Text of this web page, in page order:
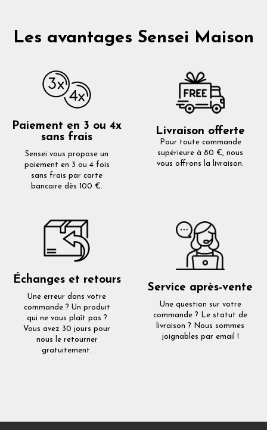
Les avantages Sensei Maison
Paiement en 3 ou 4x
sans frais
Sensei vous propose un
paiement en 3 ou 4 fois
sans frais par carte
bancaire dès 100 €.
Livraison offerte
Pour toute commande
supérieure à 80 €, nous
vous offrons la livraison.
Échanges et retours
Une erreur dans votre
commande ? Un produit
qui ne vous plaît pas ?
Vous avez 30 jours pour
nous le retourner
gratuitement.
Service après-vente
Une question sur votre
commande ? Le statut de
livraison ? Nous sommes
joignables par email !